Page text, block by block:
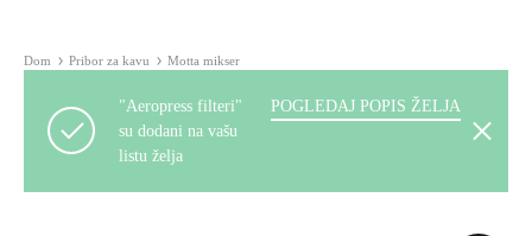
Dom Pribor za kavu Motta mikser
POGLEDAJ POPIS ŽELJA
"Aeropress filteri"
su dodani na vašu
listu želja